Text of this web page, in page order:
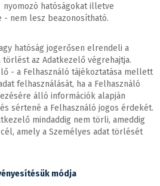
hatóságokat illetve
nem lesz beazonosítható.
hatóság jogerősen elrendeli a
az Adatkezelő végrehajtja.
- a Felhasználó tájékoztatása mellett
felhasználását, ha a Felhasználó
álló információk alapján
sértené a Felhasználó jogos érdekét.
mindaddig nem törli, ameddig
amely a Személyes adat törlését
módja